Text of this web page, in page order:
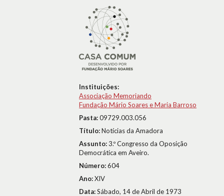
Instituições:
Associação Memoriando
Fundação Mário Soares e Maria Barroso
Pasta:09729.003.056
Título:Notícias da Amadora
Assunto:3.º Congresso da Oposição
Democrática em Aveiro.
Número:604
Ano:XIV
Data:Sábado, 14 de Abril de 1973